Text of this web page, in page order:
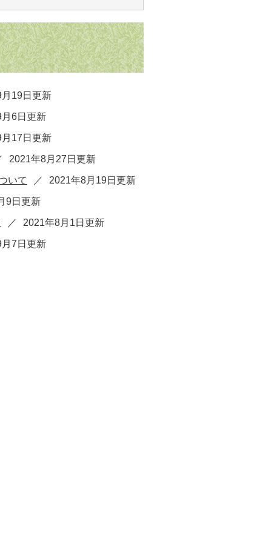
19日更新
6日更新
17日更新
2021年8月27日更新
いて 2021年8月19日更新
9日更新
2021年8月1日更新
7日更新